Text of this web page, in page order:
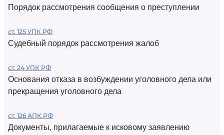
Порядок рассмотрения сообщения о преступлении
ст. 125 УПК РФ
Судебный порядок рассмотрения жалоб
ст. 24 УПК РФ
Основания отказа в возбуждении уголовного дела или
прекращения уголовного дела
ст. 126 АПК РФ
Документы, прилагаемые к исковому заявлению